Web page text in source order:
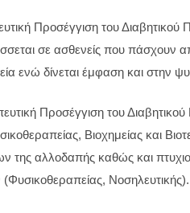
Προσέγγιση του Διαβητικού
σε ασθενείς που πάσχουν
ενώ δίνεται έμφαση και
Προσέγγιση του
Βιοχημείας και
της αλλοδαπής καθώς και